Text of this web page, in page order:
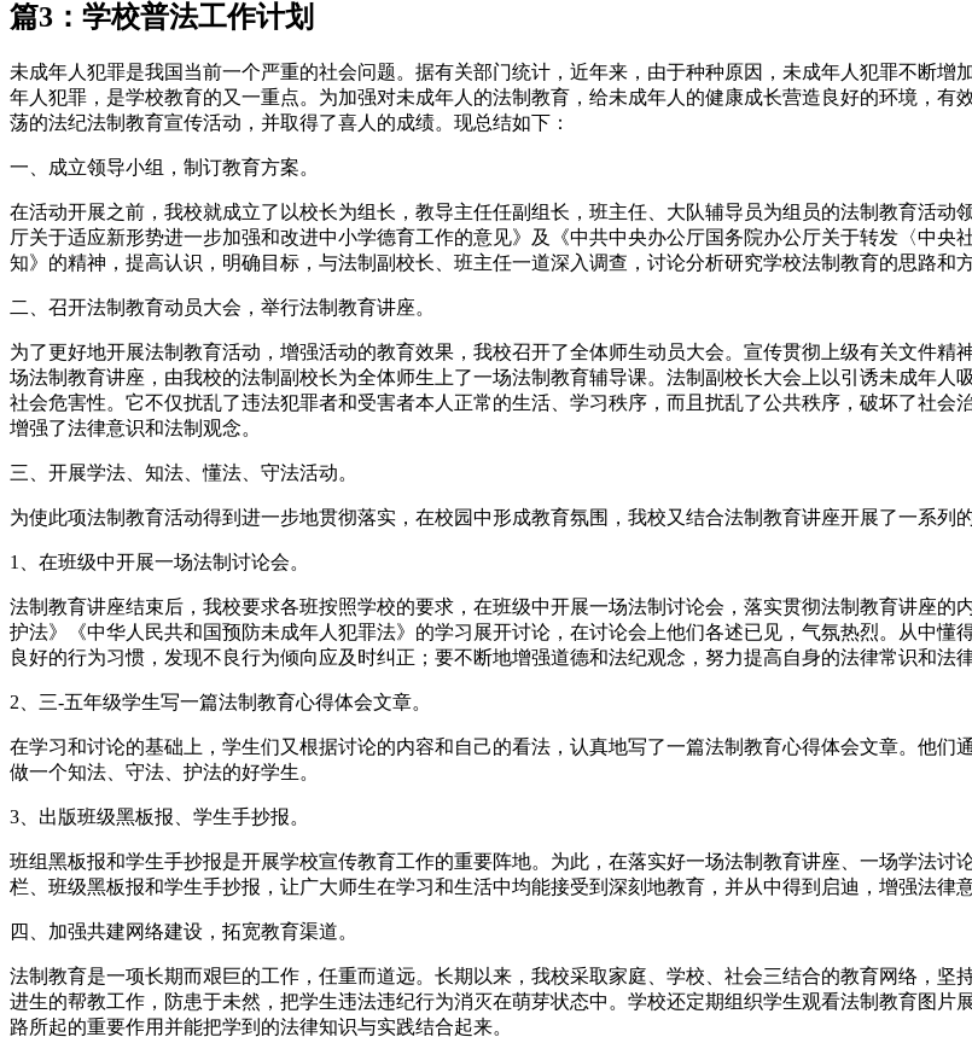
篇3：学校普法工作计划
未成年人犯罪是我国当前一个严重的社会问题。据有关部门统计，近年来，由于种种原因，未成年人犯罪不断
年人犯罪，是学校教育的又一重点。为加强对未成年人的法制教育，给未成年人的健康成长营造良好的环境，
荡的法纪法制教育宣传活动，并取得了喜人的成绩。现总结如下：
一、成立领导小组，制订教育方案。
在活动开展之前，我校就成立了以校长为组长，教导主任任副组长，班主任、大队辅导员为组员的法制教育活
厅关于适应新形势进一步加强和改进中小学德育工作的意见》及《中共中央办公厅国务院办公厅关于转发〈中
知》的精神，提高认识，明确目标，与法制副校长、班主任一道深入调查，讨论分析研究学校法制教育的思路和
二、召开法制教育动员大会，举行法制教育讲座。
为了更好地开展法制教育活动，增强活动的教育效果，我校召开了全体师生动员大会。宣传贯彻上级有关文件
场法制教育讲座，由我校的法制副校长为全体师生上了一场法制教育辅导课。法制副校长大会上以引诱未成年
社会危害性。它不仅扰乱了违法犯罪者和受害者本人正常的生活、学习秩序，而且扰乱了公共秩序，破坏了社
增强了法律意识和法制观念。
三、开展学法、知法、懂法、守法活动。
为使此项法制教育活动得到进一步地贯彻落实，在校园中形成教育氛围，我校又结合法制教育讲座开展了一系列
1、在班级中开展一场法制讨论会。
法制教育讲座结束后，我校要求各班按照学校的要求，在班级中开展一场法制讨论会，落实贯彻法制教育讲座
护法》《中华人民共和国预防未成年人犯罪法》的学习展开讨论，在讨论会上他们各述已见，气氛热烈。从中
良好的行为习惯，发现不良行为倾向应及时纠正；要不断地增强道德和法纪观念，努力提高自身的法律常识和法律
2、三-五年级学生写一篇法制教育心得体会文章。
在学习和讨论的基础上，学生们又根据讨论的内容和自己的看法，认真地写了一篇法制教育心得体会文章。他
做一个知法、守法、护法的好学生。
3、出版班级黑板报、学生手抄报。
班组黑板报和学生手抄报是开展学校宣传教育工作的重要阵地。为此，在落实好一场法制教育讲座、一场学法
栏、班级黑板报和学生手抄报，让广大师生在学习和生活中均能接受到深刻地教育，并从中得到启迪，增强法律
四、加强共建网络建设，拓宽教育渠道。
法制教育是一项长期而艰巨的工作，任重而道远。长期以来，我校采取家庭、学校、社会三结合的教育网络，
进生的帮教工作，防患于未然，把学生违法违纪行为消灭在萌芽状态中。学校还定期组织学生观看法制教育图
路所起的重要作用并能把学到的法律知识与实践结合起来。